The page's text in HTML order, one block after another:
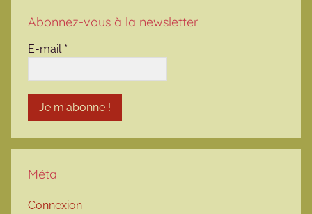
Abonnez-vous à la newsletter
E-mail *
Méta
Connexion